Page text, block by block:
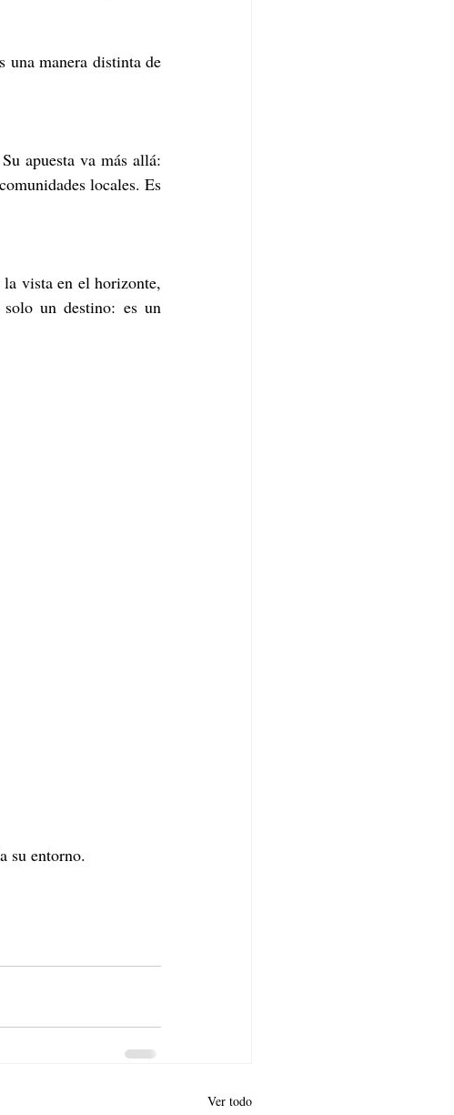
una manera distinta de
apuesta va más allá:
locales. Es
vista en el horizonte,
un destino: es un
su entorno.
Ver todo